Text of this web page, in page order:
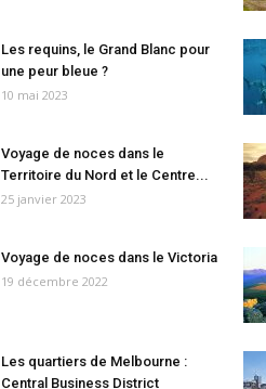
Les requins, le Grand Blanc pour
une peur bleue ?
10 mai 2023
Voyage de noces dans le
Territoire du Nord et le Centre...
25 janvier 2023
Voyage de noces dans le Victoria
19 décembre 2022
Les quartiers de Melbourne :
Central Business District